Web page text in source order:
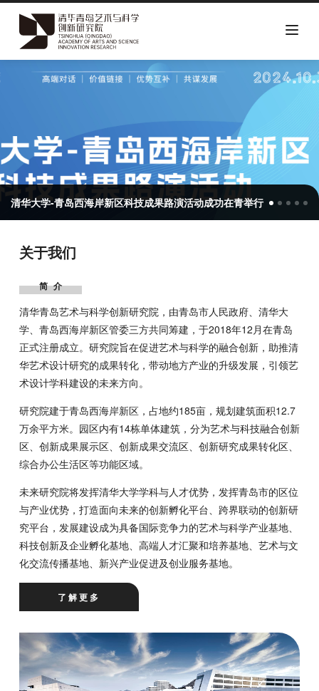
转
内
容
国家艺术基金“新时代城市公共艺术设计评论与应用人才培训”项目专
清华大学-青岛西海岸新区科技成果路演活动成功在青举行
“文化×教育”品牌论坛在清华青岛艺术与科学创新研究院举办
清华青岛艺术与科学创新研究院与国际设计联合会共同成立清华青岛
首届 2024 TASA-ICoD 国际设计工作坊正式开幕
国家艺术基金“新时代城市公共艺术设计评论与应用人才培训”项目专
清华大学-青岛西海岸新区科技成果路演活动成功在青举行
关于我们
简介
清华青岛艺术与科学创新研究院，由青岛市人民政府、清华大
学、青岛西海岸新区管委三方共同筹建，于2018年12月在青岛
正式注册成立。研究院旨在促进艺术与科学的融合创新，助推清
华艺术设计研究的成果转化，带动地方产业的升级发展，引领艺
术设计学科建设的未来方向。
研究院建于青岛西海岸新区，占地约185亩，规划建筑面积12.7
万余平方米。园区内有14栋单体建筑，分为艺术与科技融合创新
区、创新成果展示区、创新成果交流区、创新研究成果转化区、
综合办公生活区等功能区域。
未来研究院将发挥清华大学学科与人才优势，发挥青岛市的区位
与产业优势，打造面向未来的创新孵化平台、跨界联动的创新研
究平台，发展建设成为具备国际竞争力的艺术与科学产业基地、
科技创新及企业孵化基地、高端人才汇聚和培养基地、艺术与文
化交流传播基地、新兴产业促进及创业服务基地。
了解更多